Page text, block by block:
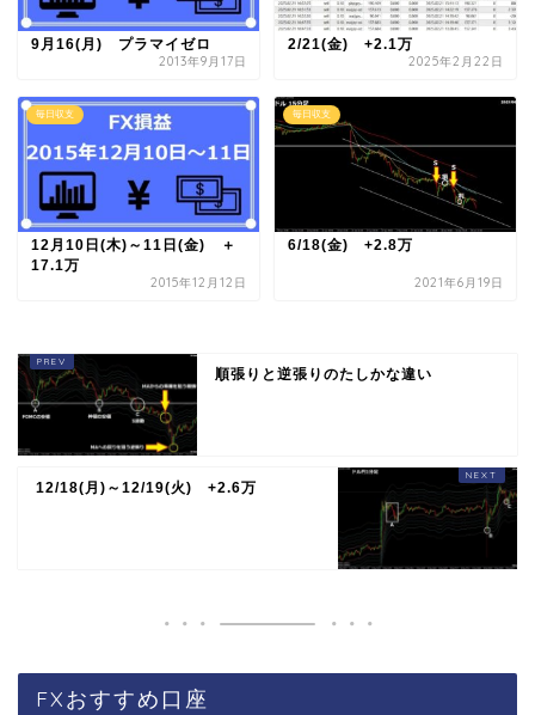
9月16(月) プラマイゼロ
2013年9月17日
2/21(金) +2.1万
2025年2月22日
毎日収支
12月10日(木)～11日(金) ＋
17.1万
2015年12月12日
毎日収支
6/18(金) +2.8万
2021年6月19日
順張りと逆張りのたしかな違い
12/18(月)～12/19(火) +2.6万
FXおすすめ口座